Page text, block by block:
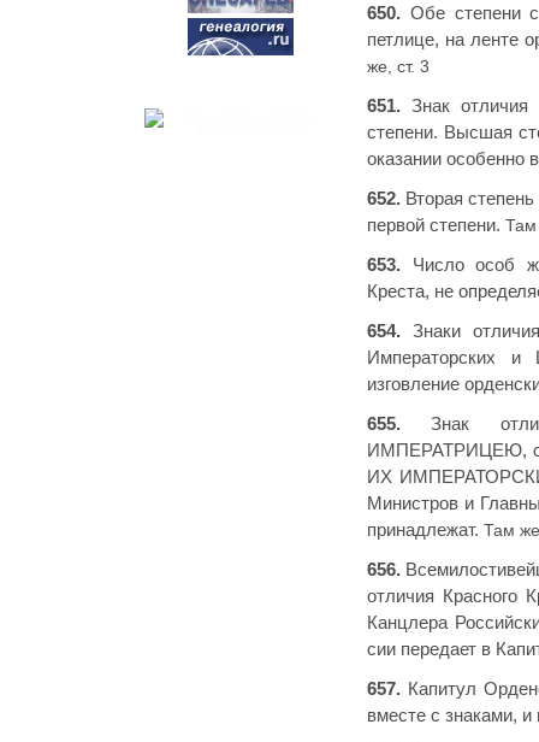
650. Обе степени
петлице, на ленте
же, ст. 3
651. Знак отличия
степени. Высшая
оказании особенно
652. Вторая
первой степени. Там
653. Число особ
Креста, не
654. Знаки
Императорских
изговление
655. Знак
ИМПЕРАТРИЦЕЮ, с
ИХ
Министров и
принадлежат. Там
656.
отличия Красного
Канцлера
сии передает в
657. Капитул
вместе с знаками,